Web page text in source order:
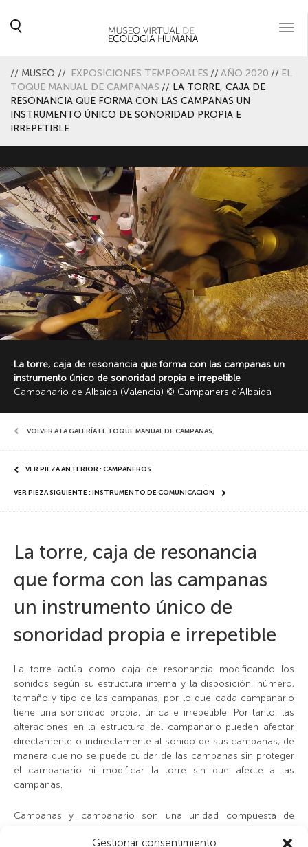
Gestionar consentimiento
// MUSEO // EXPOSICIONES TEMPORALES // AÑO 2020 // EL
TOQUE MANUAL DE CAMPANAS // LA TORRE, CAJA DE
RESONANCIA QUE FORMA CON LAS CAMPANAS UN
INSTRUMENTO ÚNICO DE SONORIDAD PROPIA E
IRREPETIBLE
La torre, caja de resonancia que forma con las campanas un
instrumento único de sonoridad propia e irrepetible
Campanario de Albaida (Valencia) © Campaners d’Albaida
VOLVER A LA GALERÍA EL TOQUE MANUAL DE CAMPANAS,
VER PIEZA ANTERIOR : CAMPANEROS
VER PIEZA SIGUIENTE : INSTRUMENTO DE COMUNICACIÓN
La torre, caja de resonancia
que forma con las campanas
un instrumento único de
sonoridad propia e irrepetible
La torre actúa como caja de resonancia modificando los
sonidos según su estructura interna y la disposición, número,
tamaño y tipo de las campanas, por lo que cada campanario
tiene una sonoridad propia, única e irrepetible. Por tanto, las
alteraciones en la estructura del campanario pueden afectar
directamente o indirectamente al sonido de sus campanas, de
manera que no se puede cuidar de las campanas sin proteger
el campanario ni modificar la torre sin que afecte a las
campanas.
Campanas y campanario son una unidad compuesta de
instrumento músico que ha sido capaz de evolucionar y